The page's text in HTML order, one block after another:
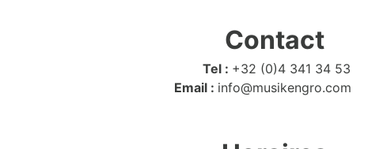
Contact
Tel : +32 (0)4 341 34 53
Email : info@musikengro.com